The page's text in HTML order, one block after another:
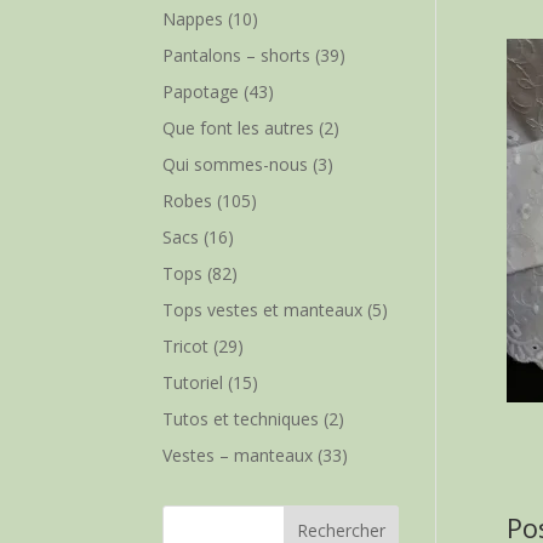
Nappes (10)
Pantalons – shorts (39)
Papotage (43)
Que font les autres (2)
Qui sommes-nous (3)
Robes (105)
Sacs (16)
Tops (82)
Tops vestes et manteaux (5)
Tricot (29)
Tutoriel (15)
Tutos et techniques (2)
Vestes – manteaux (33)